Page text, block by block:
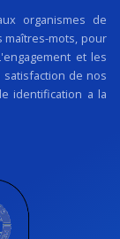
organismes de
maîtres-mots, pour
et les
de nos
identification a la